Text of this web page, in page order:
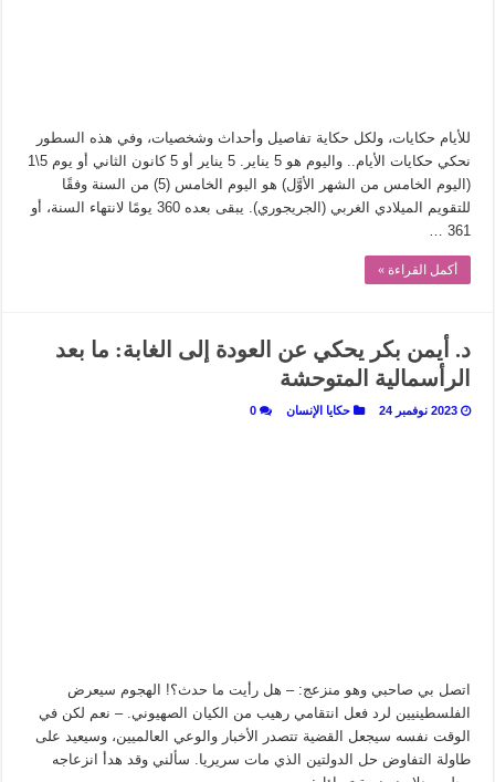
للأيام حكايات، ولكل حكاية تفاصيل وأحداث وشخصيات، وفي هذه السطور
نحكي حكايات الأيام.. واليوم هو 5 يناير. 5 يناير أو 5 كانون الثاني أو يوم 5\1
(اليوم الخامس من الشهر الأوَّل) هو اليوم الخامس (5) من السنة وفقًا
للتقويم الميلادي الغربي (الجريجوري). يبقى بعده 360 يومًا لانتهاء السنة، أو
361 …
أكمل القراءة »
د. أيمن بكر يحكي عن العودة إلى الغابة: ما بعد
الرأسمالية المتوحشة
2023 نوفمبر 24 حكايا الإنسان 0
اتصل بي صاحبي وهو منزعج: – هل رأيت ما حدث؟! الهجوم سيعرض
الفلسطينيين لرد فعل انتقامي رهيب من الكيان الصهيوني. – نعم لكن في
الوقت نفسه سيجعل القضية تتصدر الأخبار والوعي العالميين، وسيعيد على
طاولة التفاوض حل الدولتين الذي مات سريريا. سألني وقد هدأ انزعاجه